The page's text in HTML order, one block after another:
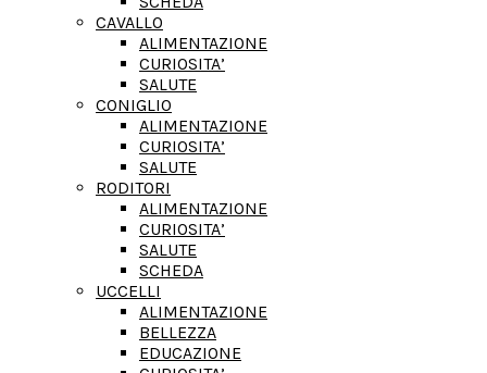
CAVALLO
ALIMENTAZIONE
CURIOSITA’
SALUTE
CONIGLIO
ALIMENTAZIONE
CURIOSITA’
SALUTE
RODITORI
ALIMENTAZIONE
CURIOSITA’
SALUTE
SCHEDA
UCCELLI
ALIMENTAZIONE
BELLEZZA
EDUCAZIONE